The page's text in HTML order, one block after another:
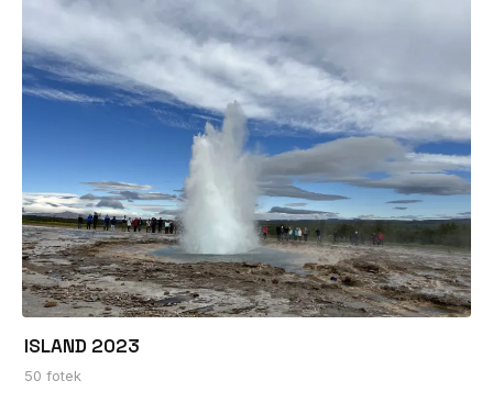
ISLAND 2023
50 fotek